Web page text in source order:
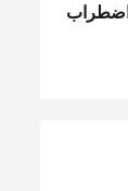
اضطراب